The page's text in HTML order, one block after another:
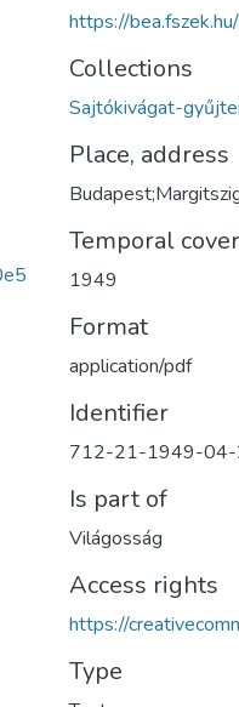
https://
Collections
Sajtókivágat-
Place, address
Temporal
1949
Format
application/pdf
Identifier
712-21-1949-04-
Is part of
Világosság
Access rights
https://
Type